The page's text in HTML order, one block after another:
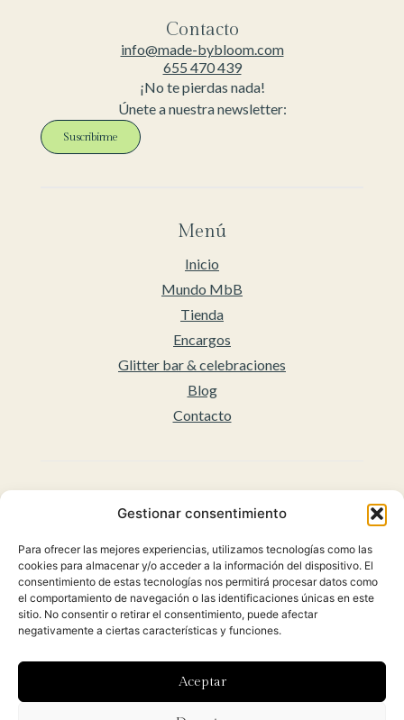
Gestionar consentimiento
Para ofrecer las mejores experiencias, utilizamos tecnologías como las
cookies para almacenar y/o acceder a la información del dispositivo. El
consentimiento de estas tecnologías nos permitirá procesar datos como
el comportamiento de navegación o las identificaciones únicas en este
sitio. No consentir o retirar el consentimiento, puede afectar
negativamente a ciertas características y funciones.
Aceptar
Contacto
info@made-bybloom.com
655 470 439
¡No te pierdas nada!
Únete a nuestra newsletter:
Suscribirme
Menú
Inicio
Mundo MbB
Tienda
Encargos
Glitter bar & celebraciones
Blog
Contacto
Accesibilidad
Políticas de privacidad
Política de cookies (UE)
Condiciones Generales para la venta Online